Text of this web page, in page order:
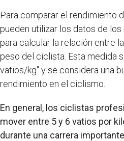
Para comparar el rendimiento
pueden utilizar los datos de
para calcular la relación entre
peso del ciclista. Esta medida
vatios/kg" y se considera una
rendimiento en el ciclismo.
En general, los ciclistas
mover entre 5 y 6 vatios por
durante una carrera